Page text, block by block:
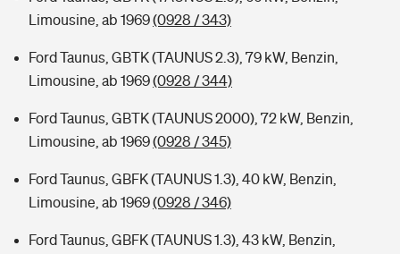
Limousine, ab 1969(0928 / 343)
Ford Taunus, GBTK (TAUNUS 2.3), 79 kW, Benzin,
Limousine, ab 1969(0928 / 344)
Ford Taunus, GBTK (TAUNUS 2000), 72 kW, Benzin,
Limousine, ab 1969(0928 / 345)
Ford Taunus, GBFK (TAUNUS 1.3), 40 kW, Benzin,
Limousine, ab 1969(0928 / 346)
Ford Taunus, GBFK (TAUNUS 1.3), 43 kW, Benzin,